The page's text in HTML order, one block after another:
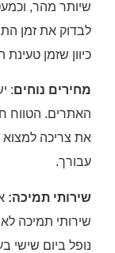
שיותר מהר,
לבדוק את זמן
כיוון שזמן
מחירים נוחים:
את צריכה
עבורך.
שירותי תמיכה:
שירותי תמיכה
נופל ביום שישי